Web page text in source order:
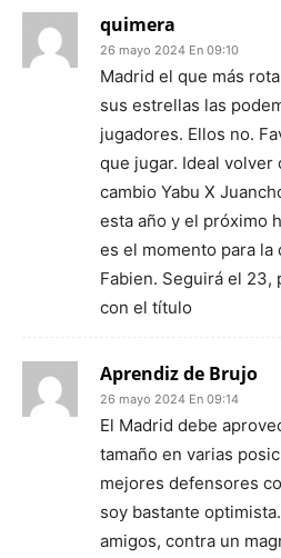
quimera
26 mayo 2024 En 09:10
Madrid el que más
sus estrellas las
jugadores. Ellos no.
que jugar. Ideal volver
cambio Yabu X
esta año y el próximo
es el momento para
Fabien. Seguirá el 23,
con el título
Aprendiz de Brujo
26 mayo 2024 En 09:14
El Madrid debe
tamaño en varias
mejores defensores
soy bastante
amigos, contra un